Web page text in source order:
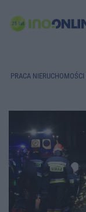
PRACA NIERUCHOMOŚCI